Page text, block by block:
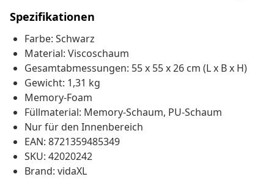
Spezifikationen
Farbe: Schwarz
Material: Viscoschaum
Gesamtabmessungen: 55 x 55 x 26 cm (L x B x H)
Gewicht: 1,31 kg
Memory-Foam
Füllmaterial: Memory-Schaum, PU-Schaum
Nur für den Innenbereich
EAN: 8721359485349
SKU: 42020242
Brand: vidaXL